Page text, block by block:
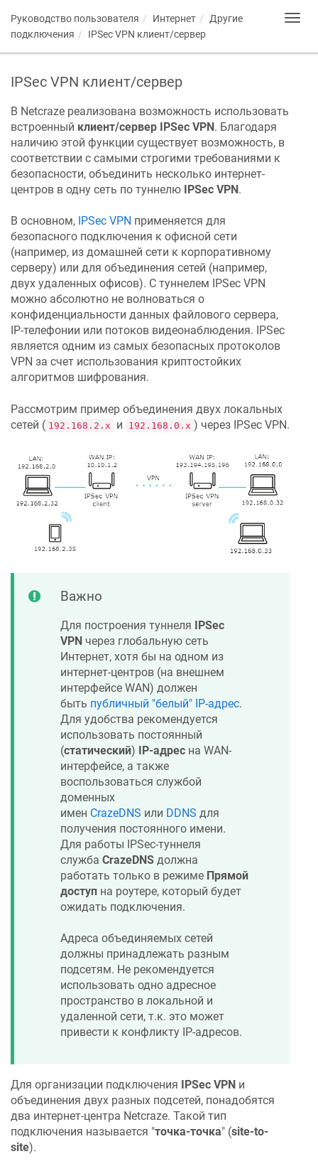
Руководство пользователя Интернет
Другие
подключения
IPSec VPN клиент/сервер
IPSec VPN клиент/сервер
В Netcraze реализована возможность использовать
встроенный клиент/сервер IPSec VPN. Благодаря
наличию этой функции существует возможность, в
соответствии с самыми строгими требованиями к
безопасности, объединить несколько интернет-
центров в одну сеть по туннелю IPSec VPN.
В основном, IPSec VPN применяется для
безопасного подключения к офисной сети
(например, из домашней сети к корпоративному
серверу) или для объединения сетей (например,
двух удаленных офисов). С туннелем IPSec VPN
можно абсолютно не волноваться о
конфиденциальности данных файлового сервера,
IP-телефонии или потоков видеонаблюдения. IPSec
является одним из самых безопасных протоколов
VPN за счет использования криптостойких
алгоритмов шифрования.
Рассмотрим пример объединения двух локальных
сетей ( 192.168.2.x и 192.168.0.x ) через IPSec VPN.
Важно
Для построения туннеля IPSec
VPN через глобальную сеть
Интернет, хотя бы на одном из
интернет-центров (на внешнем
интерфейсе WAN) должен
быть публичный "белый" IP-адрес.
Для удобства рекомендуется
использовать постоянный
(статический) IP-адрес на WAN-
интерфейсе, а также
воспользоваться службой
доменных
имен CrazeDNS или DDNS для
получения постоянного имени.
Для работы IPSec-туннеля
служба CrazeDNS должна
работать только в режиме Прямой
доступ на роутере, который будет
ожидать подключения.
Адреса объединяемых сетей
должны принадлежать разным
подсетям. Не рекомендуется
использовать одно адресное
пространство в локальной и
удаленной сети, т.к. это может
привести к конфликту IP-адресов.
Для организации подключения IPSec VPN и
объединения двух разных подсетей, понадобятся
два интернет-центра Netcraze. Такой тип
подключения называется "точка-точка" (site-to-
site).